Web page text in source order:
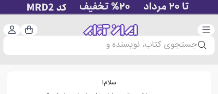
دسته‌بندی سبد
جستجوی کتاب، نویسنده و...
سلام!